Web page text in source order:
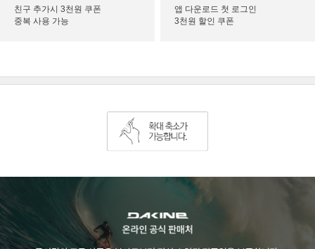
친구 추가시 3천원 쿠폰
중복 사용 가능
앱 다운로드 첫 로그인
3천원 할인 쿠폰